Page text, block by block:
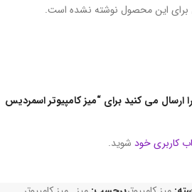
این محصول نوشته نشده است.
ارسال می کنید برای “میز کامپیوتر اسمردیس
کاربری خود شوید.